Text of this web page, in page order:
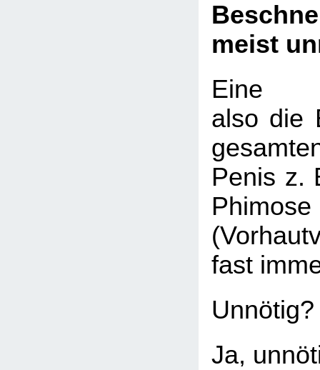
meist
Eine
also die
Penis z.
Phimose
fast
Unnötig?
Ja,